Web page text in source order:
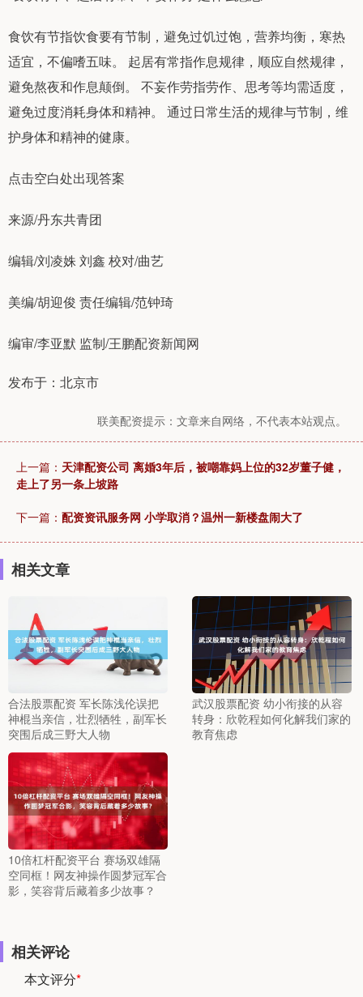
食饮有节指饮食要有节制，避免过饥过饱，营养均衡，寒热
适宜，不偏嗜五味。 起居有常指作息规律，顺应自然规律，
避免熬夜和作息颠倒。 不妄作劳指劳作、思考等均需适度，
避免过度消耗身体和精神。 通过日常生活的规律与节制，维
护身体和精神的健康。
点击空白处出现答案
来源/丹东共青团
编辑/刘凌姝 刘鑫 校对/曲艺
美编/胡迎俊 责任编辑/范钟琦
编审/李亚默 监制/王鹏配资新闻网
发布于：北京市
联美配资提示：文章来自网络，不代表本站观点。
上一篇： 天津配资公司 离婚3年后，被嘲靠妈上位的32岁董子健，
走上了另一条上坡路
下一篇： 配资资讯服务网 小学取消？温州一新楼盘闹大了
相关文章
合法股票配资 军长陈浅伦误把
神棍当亲信，壮烈牺牲，副军长
突围后成三野大人物
武汉股票配资 幼小衔接的从容
转身：欣乾程如何化解我们家的
教育焦虑
10倍杠杆配资平台 赛场双雄隔
空同框！网友神操作圆梦冠军合
影，笑容背后藏着多少故事？
相关评论
本文评分*